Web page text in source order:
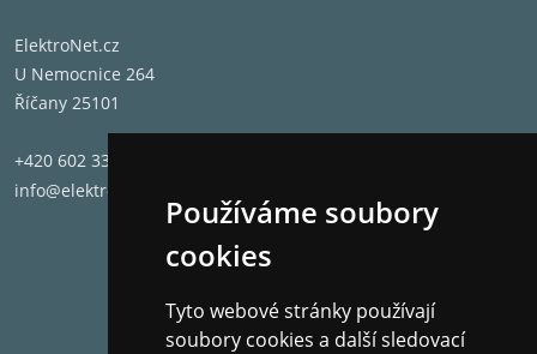
Používáme soubory
cookies
Tyto webové stránky používají
soubory cookies a další sledovací
ElektroNet.cz
U Nemocnice 264
Říčany 25101
+420 602 331 662
info@elektronet.cz